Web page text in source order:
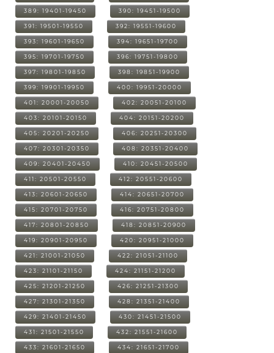
389: 19401-19450 390: 19451-19500
391: 19501-19550 392: 19551-19600
393: 19601-19650 394: 19651-19700
395: 19701-19750 396: 19751-19800
397: 19801-19850 398: 19851-19900
399: 19901-19950 400: 19951-20000
401: 20001-20050 402: 20051-20100
403: 20101-20150 404: 20151-20200
405: 20201-20250 406: 20251-20300
407: 20301-20350 408: 20351-20400
409: 20401-20450 410: 20451-20500
411: 20501-20550 412: 20551-20600
413: 20601-20650 414: 20651-20700
415: 20701-20750 416: 20751-20800
417: 20801-20850 418: 20851-20900
419: 20901-20950 420: 20951-21000
421: 21001-21050 422: 21051-21100
423: 21101-21150 424: 21151-21200
425: 21201-21250 426: 21251-21300
427: 21301-21350 428: 21351-21400
429: 21401-21450 430: 21451-21500
431: 21501-21550 432: 21551-21600
433: 21601-21650 434: 21651-21700